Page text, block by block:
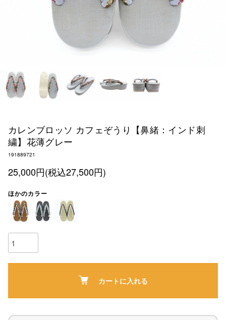
カレンブロッソ カフェぞうり【鼻緒：インド刺
繍】花薄グレー
191889721
25,000円(税込27,500円)
ほかのカラー
カートに入れる